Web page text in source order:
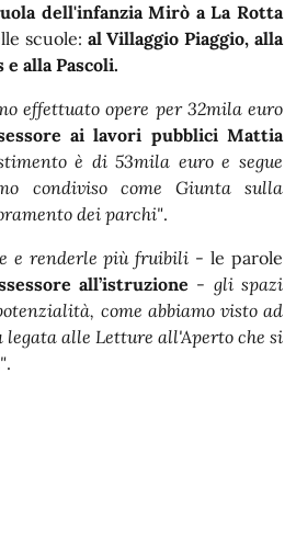
dell'infanzia Mirò a La Rotta
scuole: al Villaggio Piaggio, alla
alla Pascoli.
effettuato opere per 32mila euro
ai lavori pubblici Mattia
è di 53mila euro e segue
condiviso come Giunta sulla
dei parchi".
e renderle più fruibili - le parole
all’istruzione - gli spazi
come abbiamo visto ad
alle Letture all'Aperto che si
.